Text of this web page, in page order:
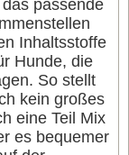
passende
Inhaltsstoffe
Hunde, die
So stellt
kein großes
eine Teil Mix
es bequemer